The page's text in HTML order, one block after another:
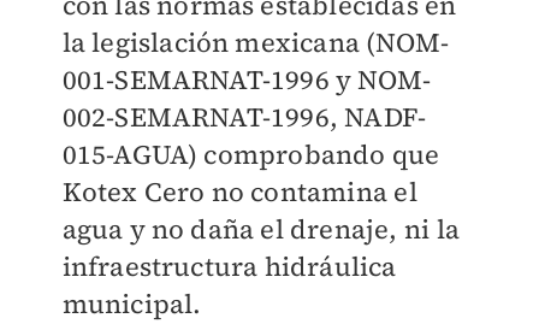
la legislación mexicana (NOM-
001-SEMARNAT-1996 y NOM-
002-SEMARNAT-1996, NADF-
015-AGUA) comprobando que
Kotex Cero no contamina el
agua y no daña el drenaje, ni la
infraestructura hidráulica
municipal.